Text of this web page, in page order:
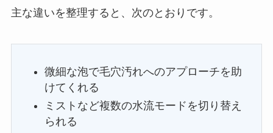
主な違いを整理すると、次のとおりです。
微細な泡で毛穴汚れへのアプローチを助
けてくれる
ミストなど複数の水流モードを切り替え
られる